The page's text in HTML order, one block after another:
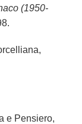
(1950-
e Pensiero,